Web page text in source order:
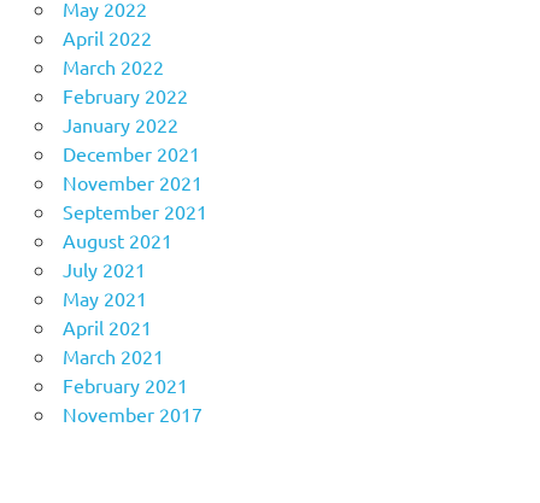
May 2022
April 2022
March 2022
February 2022
January 2022
December 2021
November 2021
September 2021
August 2021
July 2021
May 2021
April 2021
March 2021
February 2021
November 2017